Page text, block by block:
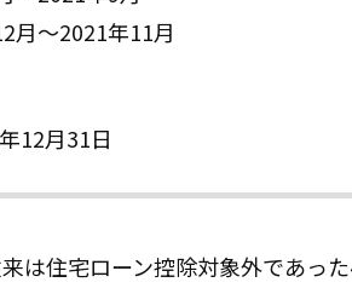
月～2021年11月
12月31日
は住宅ローン控除対象外であっ